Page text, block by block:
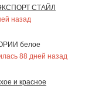
СТАЙЛ
назад
белое
88 дней назад
и красное